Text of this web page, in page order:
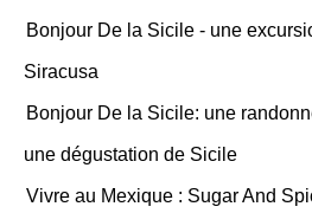
Bonjour De la Sicile - une
Siracusa
Bonjour De la Sicile: une
une dégustation de Sicile
Vivre au Mexique : Sugar And